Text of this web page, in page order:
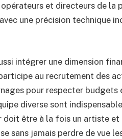
et directeurs de la
une précision technique
intégrer une dimension
au recrutement des
pour respecter budgets
diverse sont
doit être à la fois un artiste
sans jamais perdre de vue